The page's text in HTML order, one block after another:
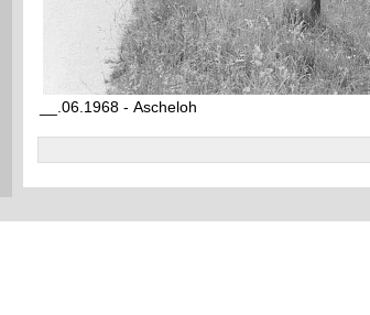
__.06.1968 - Ascheloh